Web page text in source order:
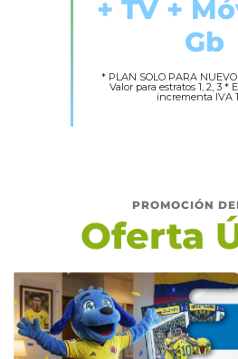
+ TV +
Gb
* PLAN SOLO PARA
Valor para estratos 1, 2, 3 *
incrementa IVA
PROMOCIÓN
Oferta